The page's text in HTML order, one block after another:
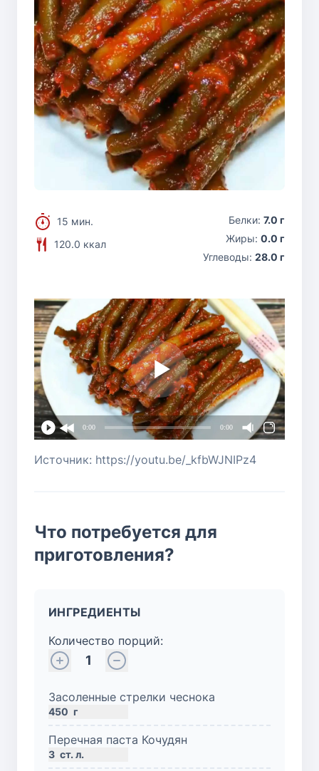
15 мин.
120.0 ккал
Белки: 7.0 г
Жиры: 0.0 г
Углеводы: 28.0 г
0:00 0:00
Источник: https://youtu.be/_kfbWJNIPz4
Что потребуется для
приготовления?
ИНГРЕДИЕНТЫ
Количество порций:
1
Засоленные стрелки чеснока
450 г
Перечная паста Кочудян
3 ст. л.